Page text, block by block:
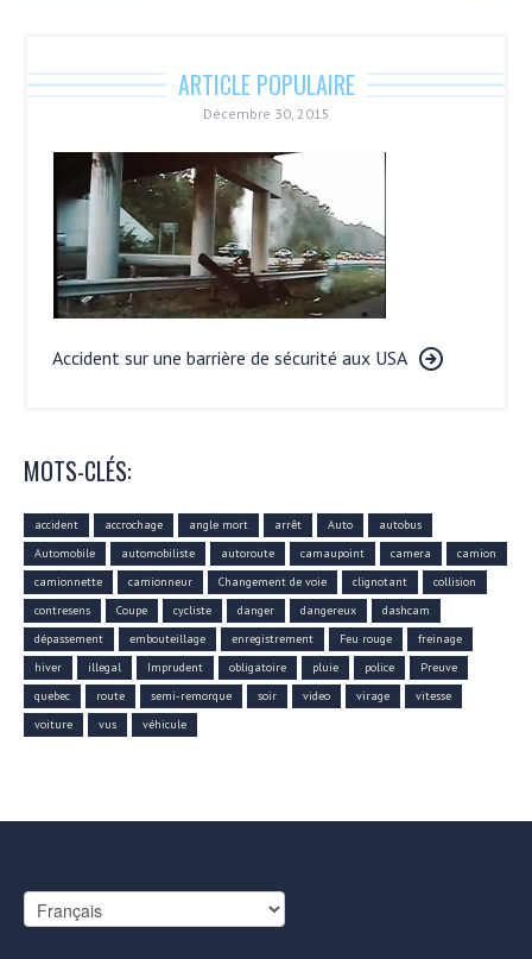
ARTICLE POPULAIRE
Décembre 30, 2015
Accident sur une barrière de sécurité aux USA
MOTS-CLÉS:
accident accrochage angle mort arrêt Auto
autobus
Automobile
automobiliste autoroute camaupoint camera
camion
camionnette
camionneur Changement de voie clignotant
collision
contresens
Coupe cycliste danger dangereux
dashcam
dépassement
embouteillage enregistrement Feu rouge
freinage
hiver
illegal Imprudent obligatoire pluie police
Preuve
quebec
route semi-remorque soir video virage
vitesse
voiture
vus véhicule
Choisir
une